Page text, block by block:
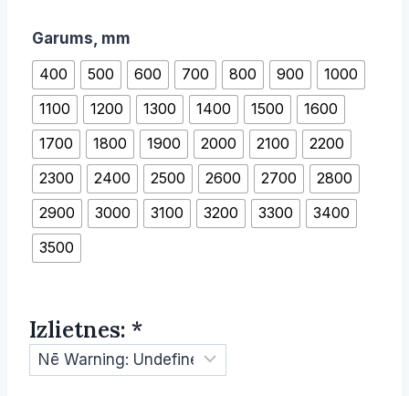
Garums, mm
400
500 600 700 800 900
1000
1100
1200 1300 1400 1500
1600
1700
1800 1900 2000 2100
2200
2300
2400 2500 2600 2700
2800
2900
3000 3100 3200 3300
3400
3500
Izlietnes: *